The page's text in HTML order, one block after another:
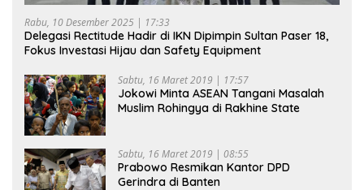
Rabu, 10 Desember 2025 | 17:33
Delegasi Rectitude Hadir di IKN Dipimpin Sultan Paser 18,
Fokus Investasi Hijau dan Safety Equipment
Sabtu, 16 Maret 2019 | 17:57
Jokowi Minta ASEAN Tangani Masalah
Muslim Rohingya di Rakhine State
Sabtu, 16 Maret 2019 | 08:55
Prabowo Resmikan Kantor DPD
Gerindra di Banten